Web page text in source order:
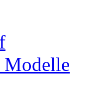
Modelle